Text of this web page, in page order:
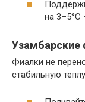
на 3–5°C
Узамбарские
Фиалки не
стабильную